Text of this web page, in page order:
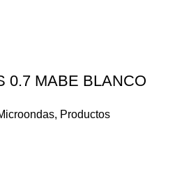
0.7 MABE BLANCO
, Productos